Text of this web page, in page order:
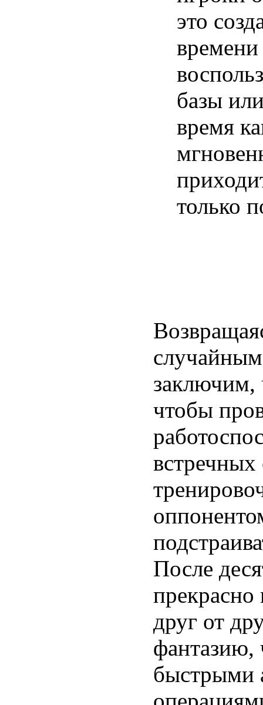
это
базы
время
только
заключим,
чтобы
встречных
После
прекрасно
друг от
фантазию,
быстрыми